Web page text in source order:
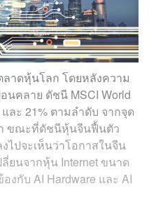
าดหุ้นโลก โดยหลังความ
นคลาย ดัชนี MSCI World
ละ 21% ตามลำดับ จากจุด
ขณะที่ดัชนีหุ้นจีนฟื้นตัว
ไปจะเห็นว่าโอกาสในจีน
ยนจากหุ้น Internet ขนาด
งกับ AI Hardware และ AI